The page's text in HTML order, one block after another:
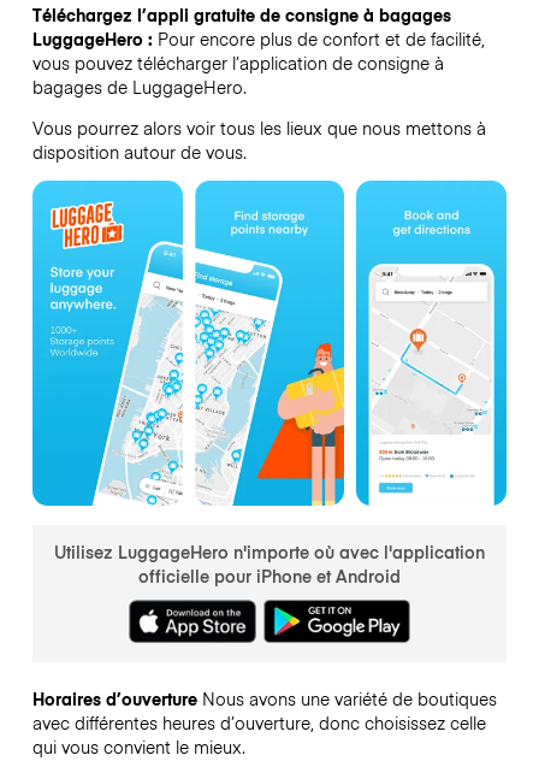
Téléchargez l’appli gratuite de consigne à bagages
LuggageHero :Pour encore plus de confort et de facilité,
vous pouvez télécharger l’application de consigne à
bagages de LuggageHero.
Vous pourrez alors voir tous les lieux que nous mettons à
disposition autour de vous.
Utilisez LuggageHero n'importe où avec l'application
officielle pour iPhone et Android
Horaires d’ouverture Nous avons une variété de boutiques
avec différentes heures d’ouverture, donc choisissez celle
qui vous convient le mieux.